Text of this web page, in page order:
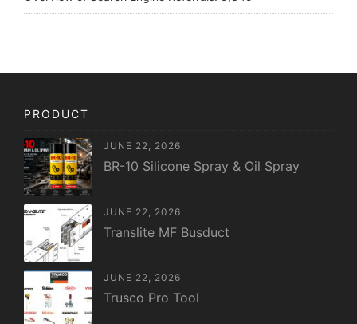
PRODUCT
JUNE 22, 2026
BR-10 Silicone Spray & Oil Spray
JUNE 22, 2026
Translite MF Busduct
JUNE 22, 2026
Trusco Pro Tool